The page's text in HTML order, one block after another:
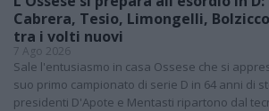
Cabrera, Tesio, Limongelli,
tra i volti nuovi
7 Ago 2026
Sale l'entusiasmo in casa Ossese che si
suo primo campionato di serie D in 64 anni di
presidenti D'Apote e Mentasti ripartono dal